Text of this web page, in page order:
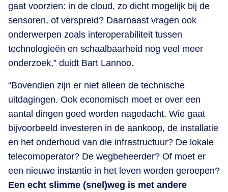
gaat voorzien: in de cloud, zo dicht mogelijk bij de
sensoren, of verspreid? Daarnaast vragen ook
onderwerpen zoals interoperabiliteit tussen
technologieën en schaalbaarheid nog veel meer
onderzoek,” duidt Bart Lannoo.
“Bovendien zijn er niet alleen de technische
uitdagingen. Ook economisch moet er over een
aantal dingen goed worden nagedacht. Wie gaat
bijvoorbeeld investeren in de aankoop, de installatie
en het onderhoud van die infrastructuur? De lokale
telecomoperator? De wegbeheerder? Of moet er
een nieuwe instantie in het leven worden geroepen?
Een echt slimme (snel)weg is met andere